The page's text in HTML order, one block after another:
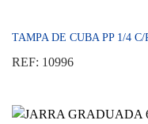
TAMPA DE CUBA PP 1/4
REF: 10996